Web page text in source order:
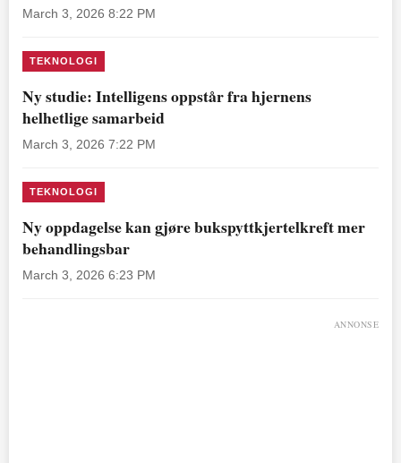
March 3, 2026 8:22 PM
TEKNOLOGI
Ny studie: Intelligens oppstår fra hjernens
helhetlige samarbeid
March 3, 2026 7:22 PM
TEKNOLOGI
Ny oppdagelse kan gjøre bukspyttkjertelkreft mer
behandlingsbar
March 3, 2026 6:23 PM
ANNONSE